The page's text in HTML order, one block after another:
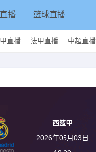
播 篮球直播
直播 法甲直播 中超直播
西篮甲
2026年05月03日